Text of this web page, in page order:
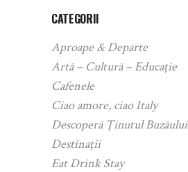
CATEGORII
Aproape & Departe
Artă – Cultură – Educație
Cafenele
Ciao amore, ciao Italy
Descoperă Ținutul Buzăului
Destinații
Eat Drink Stay